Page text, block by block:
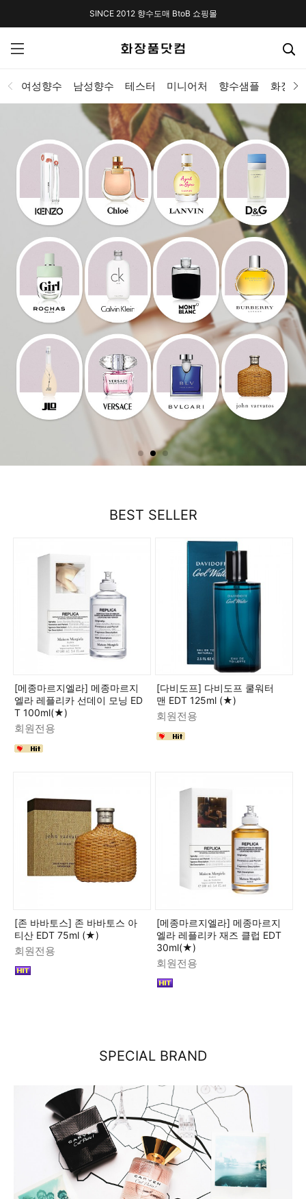
SINCE 2012 향수도매 BtoB 쇼핑몰
여성향수 남성향수 테스터 미니어처 향수샘플 화장품
BEST SELLER
[메종마르지엘라] 메종마르지
엘라 레플리카 선데이 모닝 ED
T 100ml(★)
회원전용
[다비도프] 다비도프 쿨워터
맨 EDT 125ml (★)
회원전용
[존 바바토스] 존 바바토스 아
티산 EDT 75ml (★)
회원전용
[메종마르지엘라] 메종마르지
엘라 레플리카 재즈 클럽 EDT
30ml(★)
회원전용
SPECIAL BRAND